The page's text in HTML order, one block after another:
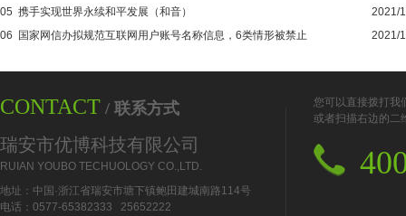
05 携手实现世界永续和平发展（和音）
2021/
06
国家网信办拟规范互联网用户账号名称信息，6类情形被禁止 2021/
CONTACT / 联系方式
瑞安市优博科技有限公司
RUIAN YOUBO TECHUOLOGY CO.,LTD.
地址：中国·浙江省瑞安市塘下镇鲍田建城南路114号
电话：0577-65382333 25652222
您可以直接拨打我
或者扫描右边的二